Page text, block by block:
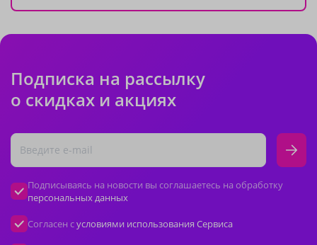
Подписка на рассылку
о скидках и акциях
Подписываясь на новости вы соглашаетесь на обработку
персональных данных
Согласен сусловиями использования Сервиса